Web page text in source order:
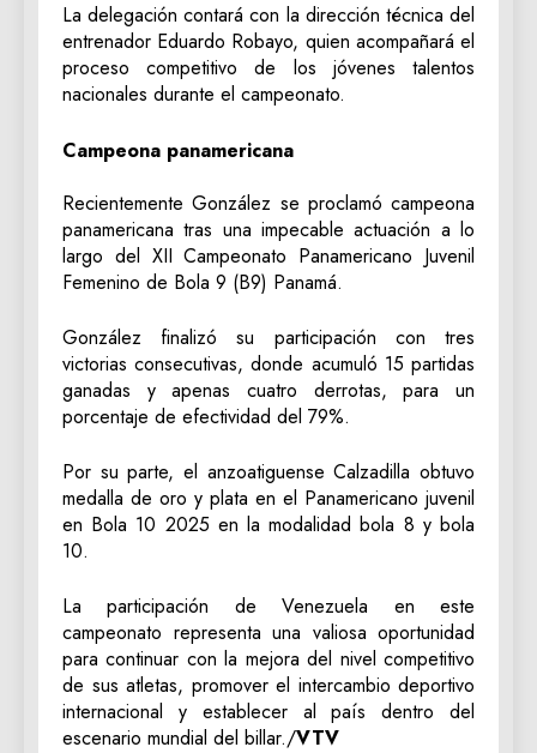
La delegación contará con la dirección técnica del
entrenador Eduardo Robayo, quien acompañará el
proceso competitivo de los jóvenes talentos
nacionales durante el campeonato.
Campeona panamericana
Recientemente González se proclamó campeona
panamericana tras una impecable actuación a lo
largo del XII Campeonato Panamericano Juvenil
Femenino de Bola 9 (B9) Panamá.
González finalizó su participación con tres
victorias consecutivas, donde acumuló 15 partidas
ganadas y apenas cuatro derrotas, para un
porcentaje de efectividad del 79%.
Por su parte, el anzoatiguense Calzadilla obtuvo
medalla de oro y plata en el Panamericano juvenil
en Bola 10 2025 en la modalidad bola 8 y bola
10.
La participación de Venezuela en este
campeonato representa una valiosa oportunidad
para continuar con la mejora del nivel competitivo
de sus atletas, promover el intercambio deportivo
internacional y establecer al país dentro del
escenario mundial del billar./VTV